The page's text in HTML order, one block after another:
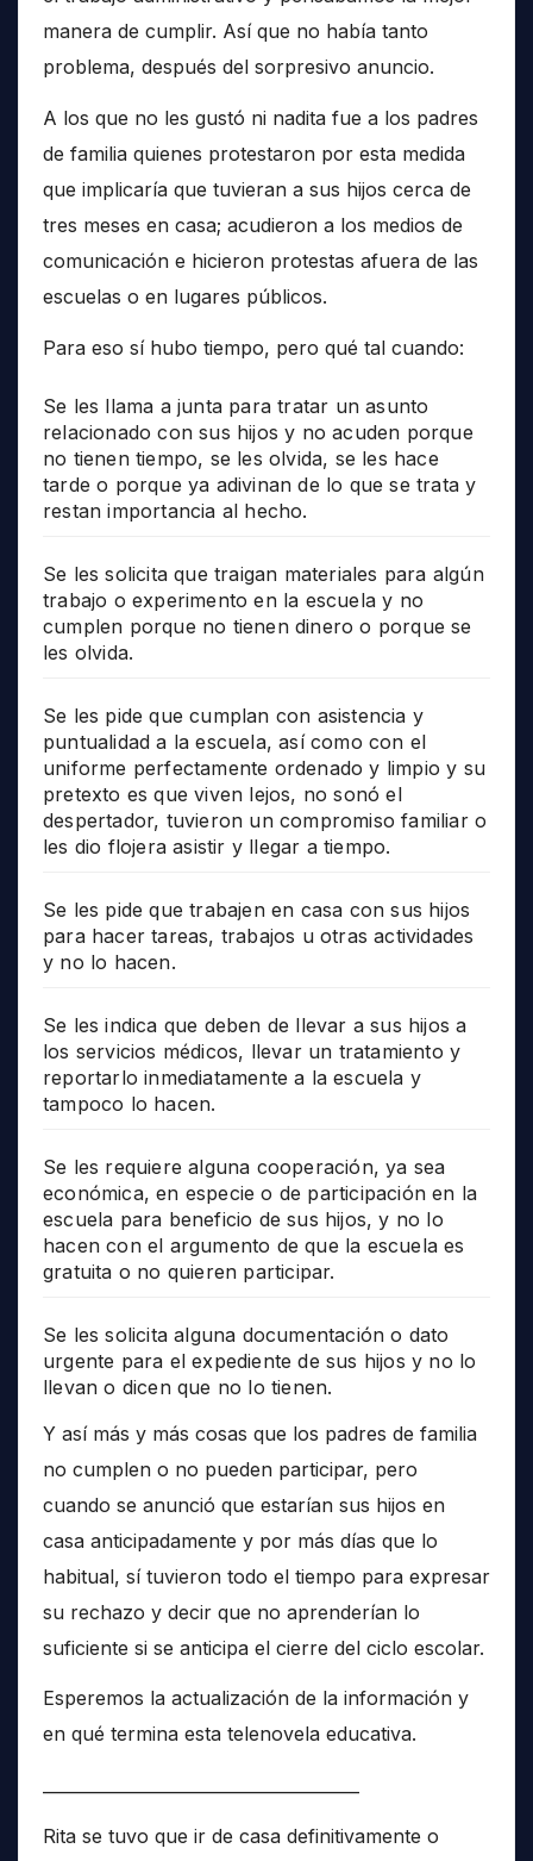
manera de cumplir. Así que no había tanto
problema, después del sorpresivo anuncio.
A los que no les gustó ni nadita fue a los padres
de familia quienes protestaron por esta medida
que implicaría que tuvieran a sus hijos cerca de
tres meses en casa; acudieron a los medios de
comunicación e hicieron protestas afuera de las
escuelas o en lugares públicos.
Para eso sí hubo tiempo, pero qué tal cuando:
Se les llama a junta para tratar un asunto
relacionado con sus hijos y no acuden porque
no tienen tiempo, se les olvida, se les hace
tarde o porque ya adivinan de lo que se trata y
restan importancia al hecho.
Se les solicita que traigan materiales para algún
trabajo o experimento en la escuela y no
cumplen porque no tienen dinero o porque se
les olvida.
Se les pide que cumplan con asistencia y
puntualidad a la escuela, así como con el
uniforme perfectamente ordenado y limpio y su
pretexto es que viven lejos, no sonó el
despertador, tuvieron un compromiso familiar o
les dio flojera asistir y llegar a tiempo.
Se les pide que trabajen en casa con sus hijos
para hacer tareas, trabajos u otras actividades
y no lo hacen.
Se les indica que deben de llevar a sus hijos a
los servicios médicos, llevar un tratamiento y
reportarlo inmediatamente a la escuela y
tampoco lo hacen.
Se les requiere alguna cooperación, ya sea
económica, en especie o de participación en la
escuela para beneficio de sus hijos, y no lo
hacen con el argumento de que la escuela es
gratuita o no quieren participar.
Se les solicita alguna documentación o dato
urgente para el expediente de sus hijos y no lo
llevan o dicen que no lo tienen.
Y así más y más cosas que los padres de familia
no cumplen o no pueden participar, pero
cuando se anunció que estarían sus hijos en
casa anticipadamente y por más días que lo
habitual, sí tuvieron todo el tiempo para expresar
su rechazo y decir que no aprenderían lo
suficiente si se anticipa el cierre del ciclo escolar.
Esperemos la actualización de la información y
en qué termina esta telenovela educativa.
Rita se tuvo que ir de casa definitivamente o